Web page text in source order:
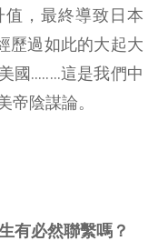
，最終導致日本
歷過如此的大起大
國..……這是我們中
帝陰謀論。
有必然聯繫嗎？